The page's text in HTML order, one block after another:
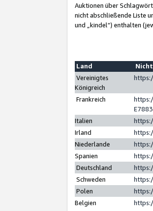
Auktionen über
nicht abschließende Liste
und „kindel“) enthalten
Land
Vereinigtes
Königreich
Frankreich
Italien
Irland
Niederlande
Spanien
Deutschland
Schweden
Polen
Belgien